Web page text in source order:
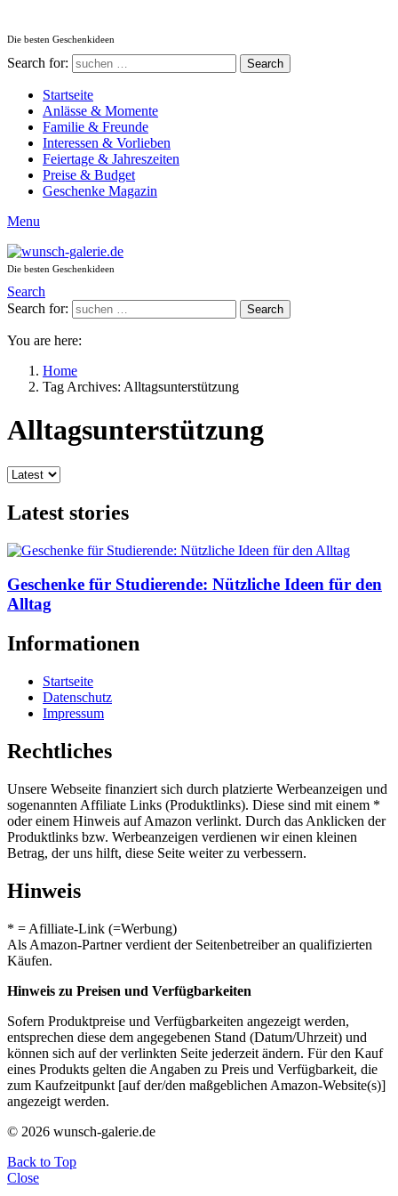
Die besten Geschenkideen
Search for: Search
Startseite
Anlässe & Momente
Familie & Freunde
Interessen & Vorlieben
Feiertage & Jahreszeiten
Preise & Budget
Geschenke Magazin
Menu
Die besten Geschenkideen
Search
Search for:
Search
You are here:
Home
Tag Archives: Alltagsunterstützung
Alltagsunterstützung
Latest stories
Geschenke für Studierende: Nützliche Ideen für den
Alltag
Informationen
Startseite
Datenschutz
Impressum
Rechtliches
Unsere Webseite finanziert sich durch platzierte Werbeanzeigen und
sogenannten Affiliate Links (Produktlinks). Diese sind mit einem *
oder einem Hinweis auf Amazon verlinkt. Durch das Anklicken der
Produktlinks bzw. Werbeanzeigen verdienen wir einen kleinen
Betrag, der uns hilft, diese Seite weiter zu verbessern.
Hinweis
* = Afilliate-Link (=Werbung)
Als Amazon-Partner verdient der Seitenbetreiber an qualifizierten
Käufen.
Hinweis zu Preisen und Verfügbarkeiten
Sofern Produktpreise und Verfügbarkeiten angezeigt werden,
entsprechen diese dem angegebenen Stand (Datum/Uhrzeit) und
können sich auf der verlinkten Seite jederzeit ändern. Für den Kauf
eines Produkts gelten die Angaben zu Preis und Verfügbarkeit, die
zum Kaufzeitpunkt [auf der/den maßgeblichen Amazon-Website(s)]
angezeigt werden.
© 2026 wunsch-galerie.de
Back to Top
Close